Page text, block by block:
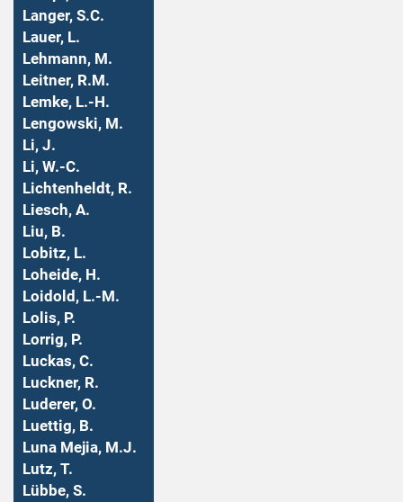
Langer, S.C.
Lauer, L.
Lehmann, M.
Leitner, R.M.
Lemke, L.-H.
Lengowski, M.
Li, J.
Li, W.-C.
Lichtenheldt, R.
Liesch, A.
Liu, B.
Lobitz, L.
Loheide, H.
Loidold, L.-M.
Lolis, P.
Lorrig, P.
Luckas, C.
Luckner, R.
Luderer, O.
Luettig, B.
Luna Mejia, M.J.
Lutz, T.
Lübbe, S.